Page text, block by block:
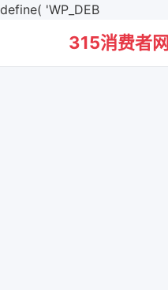
define( 'WP_DEB
315消费者网